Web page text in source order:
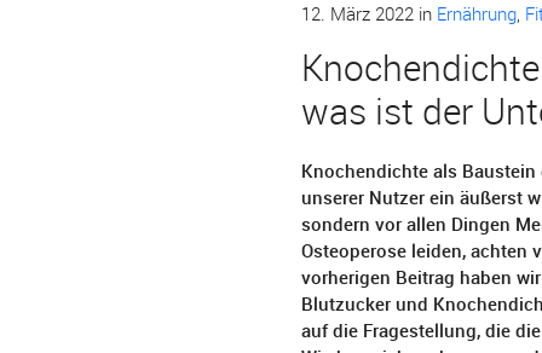
12. März 2022 in Ernährung,
was ist der
Knochendichte als
unserer Nutzer ein äußerst
sondern vor allen Dingen
Osteoperose leiden, achten
vorherigen Beitrag haben
Blutzucker und
auf die Fragestellung, die